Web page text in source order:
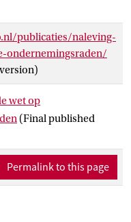
publicaties/naleving-
ondernemingsraden/
wet op
(Final published
Permalink to this page